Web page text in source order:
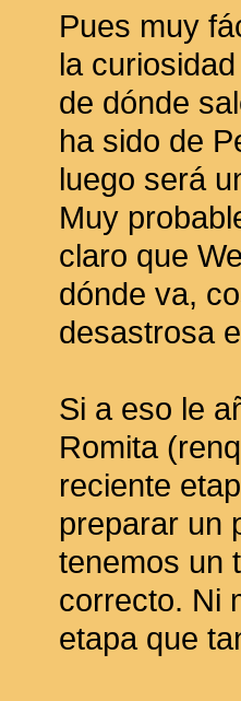
Pues muy
la
de dónde
ha sido de
luego será
Muy
claro que
dónde va,
desastrosa
Si a eso le
Romita
reciente
preparar un
tenemos un
correcto. Ni
etapa que